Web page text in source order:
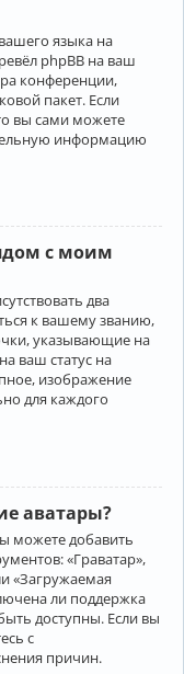
языка на
phpBB на ваш
конференции,
пакет. Если
вы сами можете
информацию
с моим
два
к вашему званию,
указывающие на
ваш статус на
изображение
для каждого
аватары?
можете добавить
«Граватар»,
«Загружаемая
ли поддержка
доступны. Если вы
с
причин.